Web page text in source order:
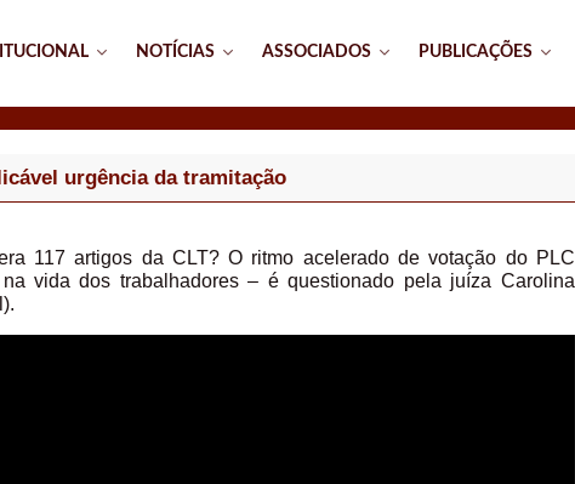
NOTÍCIAS ASSOCIADOS PUBLICAÇÕES
urgência da tramitação
117 artigos da CLT? O ritmo acelerado de votação do PLC
vida dos trabalhadores – é questionado pela juíza Carolina